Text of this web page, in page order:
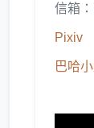
信箱
Pixiv
巴哈